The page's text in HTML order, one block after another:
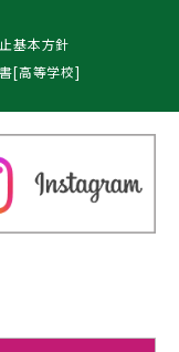
基本方針
[高等学校]